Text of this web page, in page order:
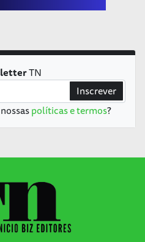
TN
políticas e termos?
Inscrever